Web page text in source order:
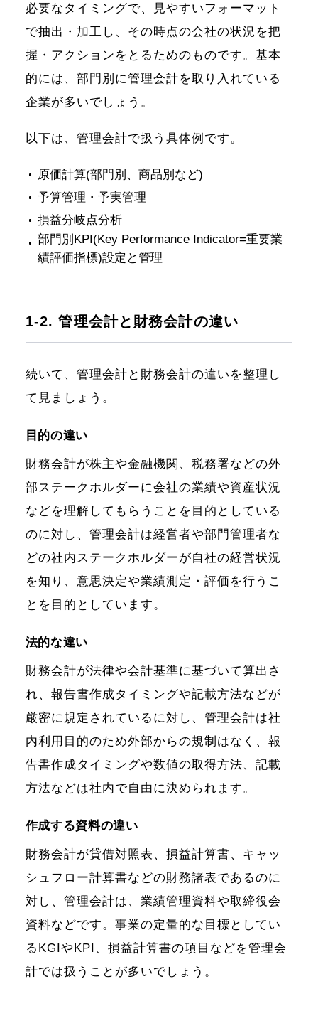
必要なタイミングで、見やすいフォーマット
で抽出・加工し、その時点の会社の状況を把
握・アクションをとるためのものです。基本
的には、部門別に管理会計を取り入れている
企業が多いでしょう。
以下は、管理会計で扱う具体例です。
原価計算(部門別、商品別など)
予算管理・予実管理
損益分岐点分析
部門別KPI(Key Performance Indicator=重要業
績評価指標)設定と管理
1-2. 管理会計と財務会計の違い
続いて、管理会計と財務会計の違いを整理し
て見ましょう。
目的の違い
財務会計が株主や金融機関、税務署などの外
部ステークホルダーに会社の業績や資産状況
などを理解してもらうことを目的としている
のに対し、管理会計は経営者や部門管理者な
どの社内ステークホルダーが自社の経営状況
を知り、意思決定や業績測定・評価を行うこ
とを目的としています。
法的な違い
財務会計が法律や会計基準に基づいて算出さ
れ、報告書作成タイミングや記載方法などが
厳密に規定されているに対し、管理会計は社
内利用目的のため外部からの規制はなく、報
告書作成タイミングや数値の取得方法、記載
方法などは社内で自由に決められます。
作成する資料の違い
財務会計が貸借対照表、損益計算書、キャッ
シュフロー計算書などの財務諸表であるのに
対し、管理会計は、業績管理資料や取締役会
資料などです。事業の定量的な目標としてい
るKGIやKPI、損益計算書の項目などを管理会
計では扱うことが多いでしょう。